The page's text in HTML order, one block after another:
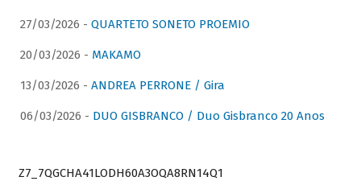
27/03/2026 - QUARTETO SONETO PROEMIO
20/03/2026 - MAKAMO
13/03/2026 - ANDREA PERRONE / Gira
06/03/2026 - DUO GISBRANCO / Duo Gisbranco 20 Anos
Z7_7QGCHA41LODH60A3OQA8RN14Q1